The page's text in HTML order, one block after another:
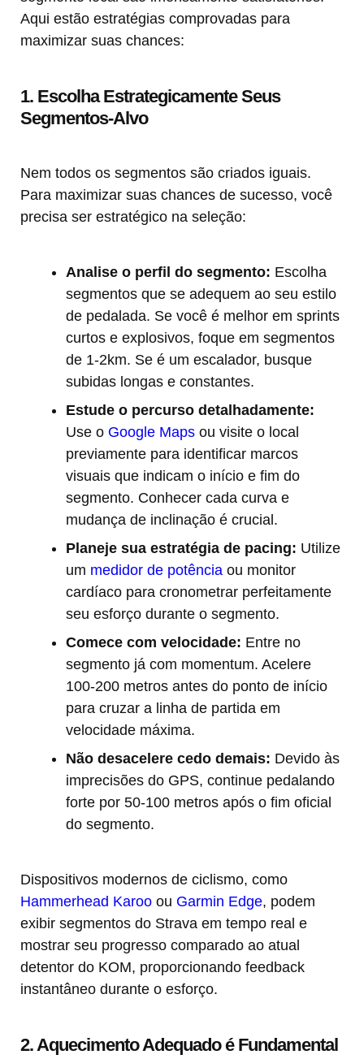
Aqui estão estratégias comprovadas para
maximizar suas chances:
1. Escolha Estrategicamente Seus
Segmentos-Alvo
Nem todos os segmentos são criados iguais.
Para maximizar suas chances de sucesso, você
precisa ser estratégico na seleção:
Analise o perfil do segmento: Escolha
segmentos que se adequem ao seu estilo
de pedalada. Se você é melhor em sprints
curtos e explosivos, foque em segmentos
de 1-2km. Se é um escalador, busque
subidas longas e constantes.
Estude o percurso detalhadamente:
Use o Google Maps ou visite o local
previamente para identificar marcos
visuais que indicam o início e fim do
segmento. Conhecer cada curva e
mudança de inclinação é crucial.
Planeje sua estratégia de pacing: Utilize
um medidor de potência ou monitor
cardíaco para cronometrar perfeitamente
seu esforço durante o segmento.
Comece com velocidade: Entre no
segmento já com momentum. Acelere
100-200 metros antes do ponto de início
para cruzar a linha de partida em
velocidade máxima.
Não desacelere cedo demais: Devido às
imprecisões do GPS, continue pedalando
forte por 50-100 metros após o fim oficial
do segmento.
Dispositivos modernos de ciclismo, como
Hammerhead Karoo ou Garmin Edge, podem
exibir segmentos do Strava em tempo real e
mostrar seu progresso comparado ao atual
detentor do KOM, proporcionando feedback
instantâneo durante o esforço.
2. Aquecimento Adequado é Fundamental